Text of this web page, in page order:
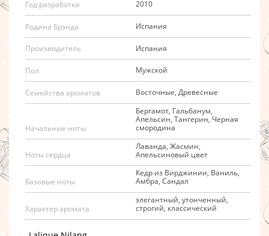
Год разработки 2010
Родина Брэнда Испания
Производитель Испания
Пол Мужской
Семейства ароматов Восточные, Древесные
Начальные ноты
Бергамот, Гальбанум,
Апельсин, Тангерин, Черная
смородина
Ноты сердца
Лаванда, Жасмин,
Апельсиновый цвет
Базовые ноты
Кедр из Вирджинии, Ваниль,
Амбра, Сандал
Характер аромата
элегантный, утонченный,
строгий, классический